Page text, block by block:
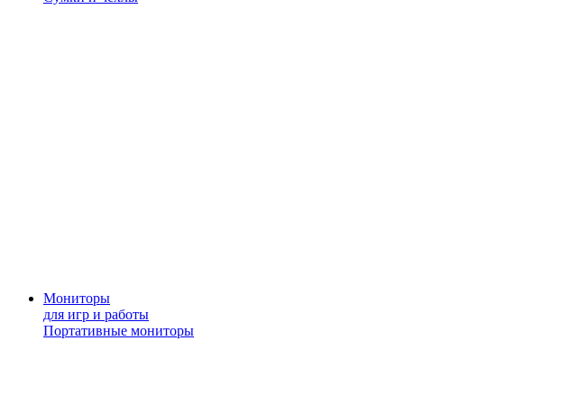
Мониторы
для игр и работы
Портативные мониторы